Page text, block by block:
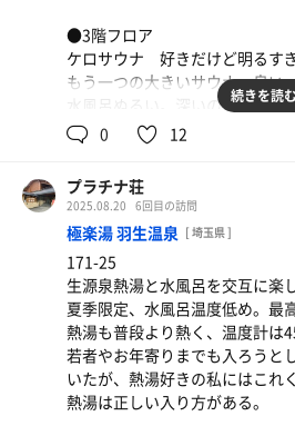
●3階フロア
ケロサウナ 好きだけど明るす
もう一つの大きいサウナ 良い
水風呂ぬるい。深いのは楽しい
浴室内、サウナともに音楽が目障
ヒーリング系のサウンドに統一
ず。
暗くて狭くて閉塞感が強い。渋
かるまるや北欧は開放感あるよな
民度が低い。品のない笑い声多
経験できて良かった。リピート
続きを読む
0 12
プラチナ荘
2025.08.20 6回目の訪問
極楽湯 羽生温泉 [ 埼玉県 ]
171-25
生源泉熱湯と水風呂を交互に楽し
夏季限定、水風呂温度低め。最
熱湯も普段より熱く、温度計は
若者やお年寄りまでも入ろうと
いたが、熱湯好きの私にはこれ
熱湯は正しい入り方がある。